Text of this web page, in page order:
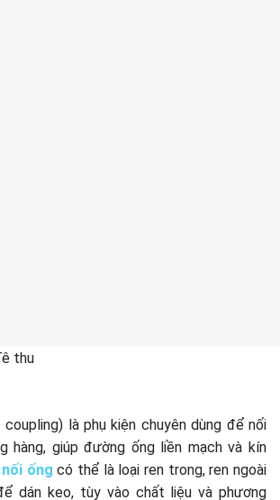
thu
coupling) là phụ kiện chuyên dùng để nối
hàng, giúp đường ống liền mạch và kín
ống có thể là loại ren trong, ren ngoài
dán keo, tùy vào chất liệu và phương